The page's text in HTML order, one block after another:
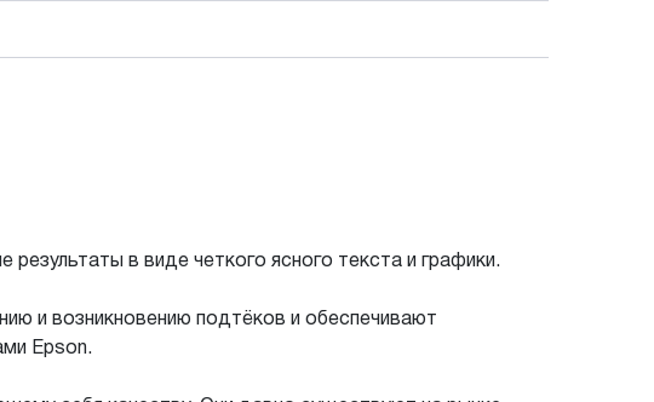
в виде четкого ясного текста и графики.
и возникновению подтёков и обеспечивают
Epson.